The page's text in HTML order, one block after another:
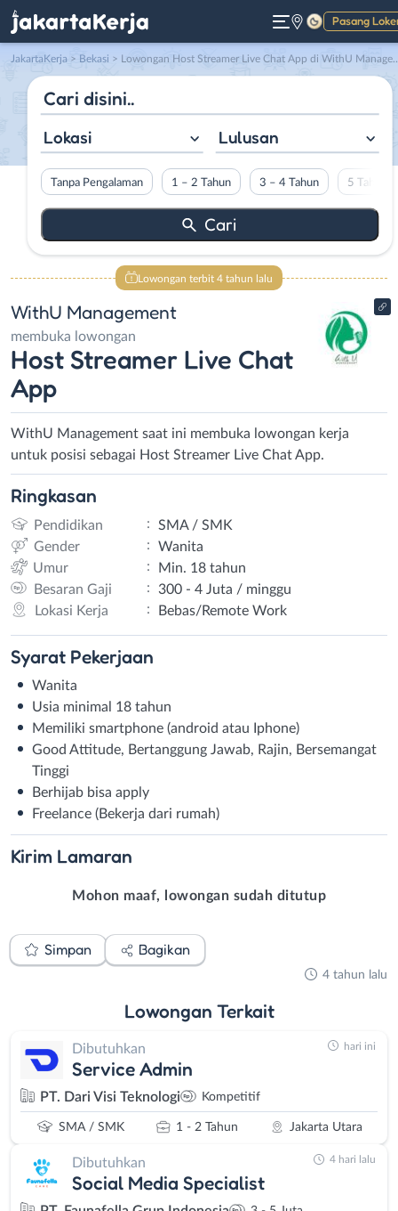
Pasang
Gelap
JakartaKerja > Bekasi > Lowongan Host Streamer Live Chat App di WithU Management
Lokasi Lulusan
Tanpa Pengalaman 1 – 2 Tahun 3 – 4 Tahun 5 Tahun
Lowongan terbit 4 tahun lalu
WithU Management
membuka lowongan
Host Streamer Live Chat
App
WithU Management saat ini membuka lowongan kerja
untuk posisi sebagai Host Streamer Live Chat App.
Ringkasan
Pendidikan :
SMA / SMK
Gender
:
Wanita
Umur
:
Min. 18 tahun
Besaran Gaji
:
300 - 4 Juta / minggu
Lokasi Kerja
: Bebas/Remote Work
Syarat Pekerjaan
Wanita
Usia minimal 18 tahun
Memiliki smartphone (android atau Iphone)
Good Attitude, Bertanggung Jawab, Rajin, Bersemangat
Tinggi
Berhijab bisa apply
Freelance (Bekerja dari rumah)
Kirim Lamaran
Mohon maaf, lowongan sudah ditutup
Simpan Bagikan
4 tahun lalu
Lowongan Terkait
Dibutuhkan
Service Admin
PT. Dari Visi Teknologi Kompetitif
SMA / SMK 1 - 2 Tahun Jakarta Utara
hari ini
Dibutuhkan
Social Media Specialist
4 hari lalu